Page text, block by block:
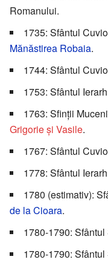
Romanului.
1735: Sfântul
Mănăstirea Robaia.
1744: Sfântul
1753: Sfântul
1763: Sfinții
Grigorie și Vasile.
1767: Sfântul
1778: Sfântul Ierarh
1780 (estimativ):
de la Cioara.
1780-1790:
1780-1790: